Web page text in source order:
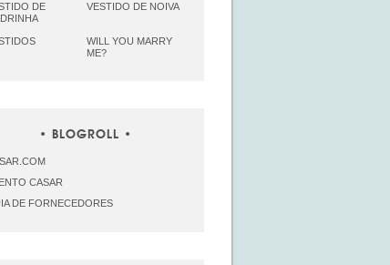
DE
VESTIDO DE NOIVA
WILL YOU MARRY
ME?
BLOGROLL
CASAR
DE FORNECEDORES